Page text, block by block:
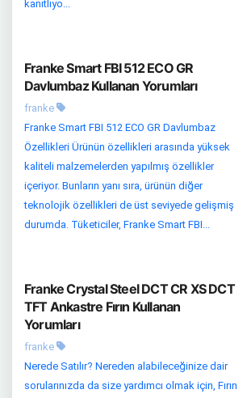
kanıtlıyo...
Franke Smart FBI 512 ECO GR
Davlumbaz Kullanan Yorumları
franke
Franke Smart FBI 512 ECO GR Davlumbaz
Özellikleri Ürünün özellikleri arasında yüksek
kaliteli malzemelerden yapılmış özellikler
içeriyor. Bunların yanı sıra, ürünün diğer
teknolojik özellikleri de üst seviyede gelişmiş
durumda. Tüketiciler, Franke Smart FBI...
Franke Crystal Steel DCT CR XS DCT
TFT Ankastre Fırın Kullanan
Yorumları
franke
Nerede Satılır? Nereden alabileceğinize dair
sorularınızda da size yardımcı olmak için, Fırın